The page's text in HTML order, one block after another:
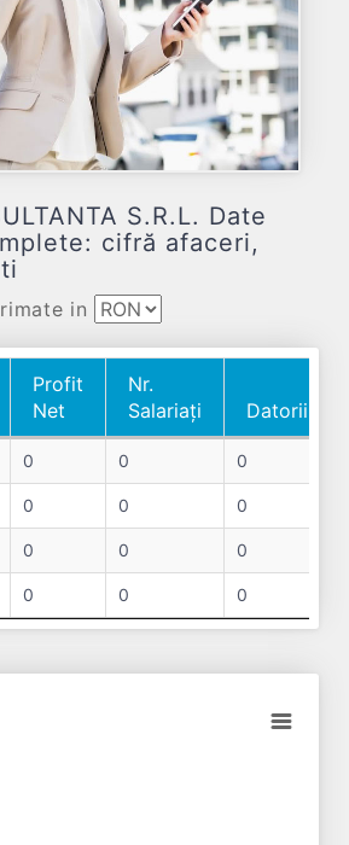
S.R.L. Date
cifră afaceri,
in
Profit
Net
Nr.
Salariați
Datorii
Net
Salariați
0 0 0
0 0 0
0 0 0
0 0 0